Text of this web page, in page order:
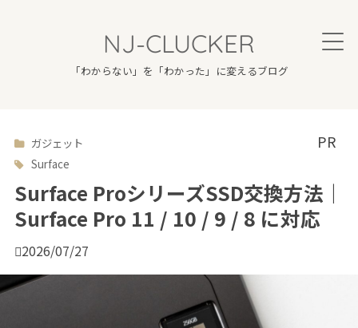
NJ-CLUCKER
「わからない」を「わかった」に変えるブログ

ガジェット
Surface
Surface ProシリーズSSD交換方法｜
Surface Pro 11 / 10 / 9 / 8 に対応
2026/07/27